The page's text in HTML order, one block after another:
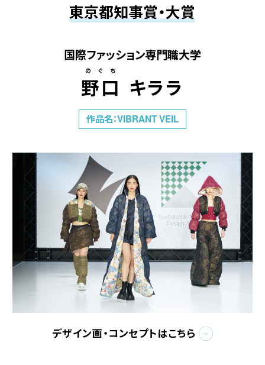
東京都知事賞・大賞
国際ファッション専門職大学
野口 キララ
のぐち
作品名：VIBRANT VEIL
デザイン画・コンセプトはこちら